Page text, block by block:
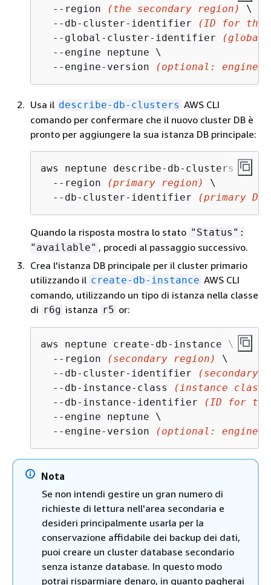
  --region
(the secondary region)
\
  --db-cluster-identifier
(ID for the
  --global-cluster-identifier
(global
  --engine neptune \
  --engine-version
(optional: engine
Usa il describe-db-clusters AWS CLI
comando per confermare che il nuovo cluster DB è
pronto per aggiungere la sua istanza DB principale:
aws neptune describe-db-clusters \
  --region
(primary region)
\
  --db-cluster-identifier
(primary
Quando la risposta mostra lo stato "Status":
"available" , procedi al passaggio successivo.
Crea l'istanza DB principale per il cluster primario
utilizzando il create-db-instance AWS CLI
comando, utilizzando un tipo di istanza nella classe
di r6g istanza r5 or:
aws neptune create-db-instance \
  --region
(secondary region)
\
  --db-cluster-identifier
(secondary
  --db-instance-class
(instance class)
  --db-instance-identifier
(ID for the
  --engine neptune \
  --engine-version
(optional: engine
Nota
Se non intendi gestire un gran numero di
richieste di lettura nell'area secondaria e
desideri principalmente usarla per la
conservazione affidabile dei backup dei dati,
puoi creare un cluster database secondario
senza istanze database. In questo modo
potrai risparmiare denaro, in quanto pagherai